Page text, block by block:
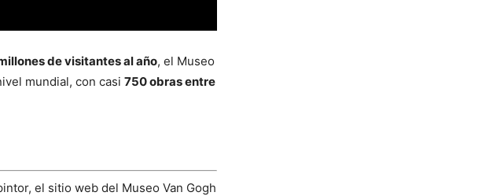
de visitantes al año, el Museo
mundial, con casi 750 obras entre
el sitio web del Museo Van Gogh